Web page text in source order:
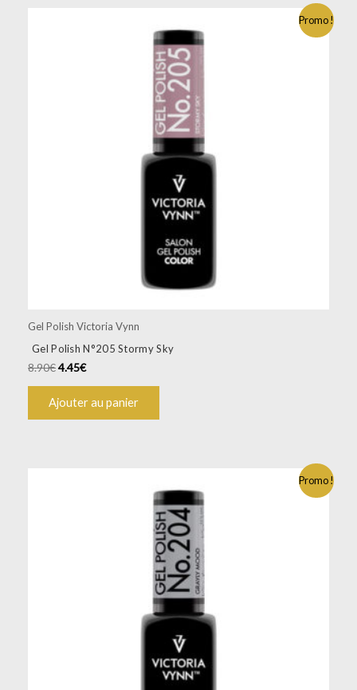
Promo !
Gel Polish Victoria Vynn
Gel Polish N°205 Stormy Sky
8.90€4.45€
Ajouter au panier
Promo !